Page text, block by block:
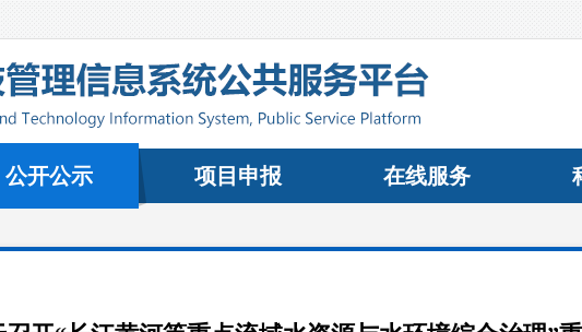
公开公示 项目申报 在线服务